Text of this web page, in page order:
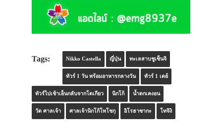
Tags: Nikko Castella ญี่ปุ่น ทะเลสาบชูเซ็นจิ
ทัวร์ 1 วัน พร้อมอาหารกลางวัน ทัวร์ 1 เดย์
ทัวร์ไปเช้าเย็นกลับจากโตเกียว นิกโก้ น้ำตกเคงอน
วัด ศาลเจ้า ศาลเจ้านิกโก้โทโชกุ อิโรฮาซากะ โทจิงิ